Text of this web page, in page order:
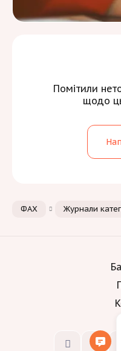
Помітили
щодо
ФАХ Журнали